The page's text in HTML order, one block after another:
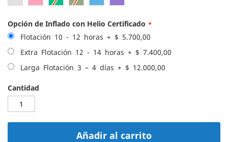
Opción de Inflado con Helio Certificado
Flotación 10 - 12 horas + $ 5.700,00
Extra Flotación 12 - 14 horas + $ 7.400,00
Larga Flotación 3 – 4 días + $ 12.000,00
Cantidad
Añadir al carrito